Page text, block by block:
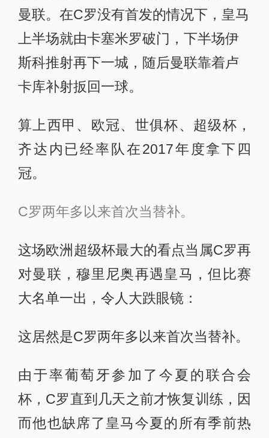
曼联。在C罗没有首发的情况下，皇马
上半场就由卡塞米罗破门，下半场伊
斯科推射再下一城，随后曼联靠着卢
卡库补射扳回一球。
算上西甲、欧冠、世俱杯、超级杯，
齐达内已经率队在2017年度拿下四
冠。
C罗两年多以来首次当替补。
这场欧洲超级杯最大的看点当属C罗再
对曼联，穆里尼奥再遇皇马，但比赛
大名单一出，令人大跌眼镜：
这居然是C罗两年多以来首次当替补。
由于率葡萄牙参加了今夏的联合会
杯，C罗直到几天之前才恢复训练，因
而他也缺席了皇马今夏的所有季前热